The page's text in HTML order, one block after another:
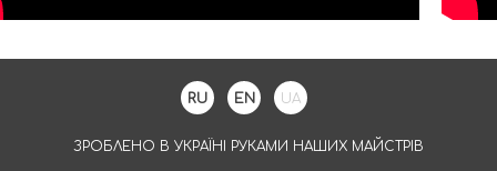
RU EN UA
ЗРОБЛЕНО В УКРАЇНІ РУКАМИ НАШИХ МАЙСТРІВ